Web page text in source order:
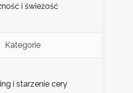
i świeżość
Kategorie
i starzenie cery